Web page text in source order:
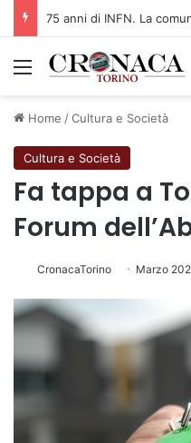
Menu
Home /Cultura e Società
Cultura e Società
Fa tappa a
Forum
CronacaTorino Marzo